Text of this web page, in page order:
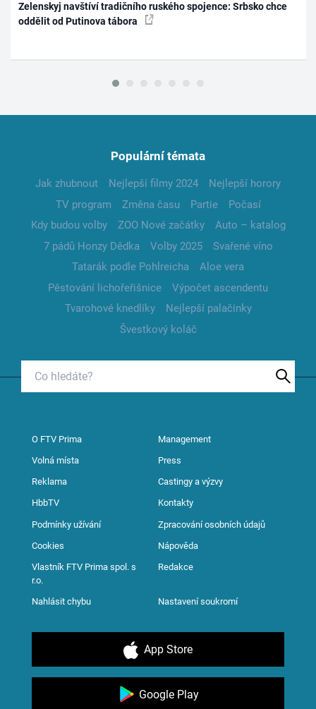
Zelenskyj navštíví tradičního ruského spojence: Srbsko chce
oddělit od Putinova tábora
Populární témata
Jak zhubnout Nejlepší filmy 2024
Nejlepší horory
TV program
Změna času Partie
Počasí
Kdy budou volby
ZOO Nové začátky
Auto – katalog
7 pádů Honzy Dědka
Volby 2025
Svařené víno
Tatarák podle Pohlreicha
Aloe vera
Pěstování lichořeřišnice
Výpočet ascendentu
Tvarohové knedlíky
Nejlepší palačinky
Švestkový koláč
O FTV Prima Management
Volná místa Press
Reklama Castingy a výzvy
HbbTV Kontakty
Podmínky užívání Zpracování osobních údajů
Cookies Nápověda
Vlastník FTV Prima spol. s
r.o.
Redakce
Nahlásit chybu Nastavení soukromí
App Store
Google Play